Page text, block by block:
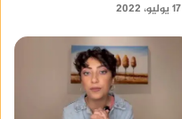
17 يوليو، 2022